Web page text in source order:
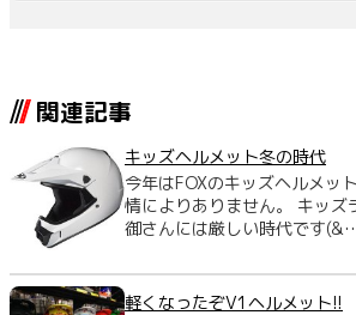
関連記事
キッズヘルメット冬の時代
今年はFOXのキッズヘルメッ
情によりありません。 キッズ
御さんには厳しい時代です
軽くなったぞV1ヘルメット!!